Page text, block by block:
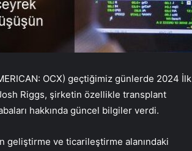
OCX) geçtiğimiz günlerde 2024 İlk
Riggs, şirketin özellikle transplant
hakkında güncel bilgiler verdi.
geliştirme ve ticarileştirme alanındaki